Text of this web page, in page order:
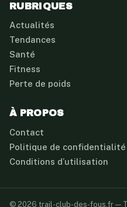
RUBRIQUES
Actualités
Tendances
Santé
Fitness
Perte de poids
À PROPOS
Contact
Politique de confidentialité
Conditions d’utilisation
© 2026 trail-club-des-fous.fr —